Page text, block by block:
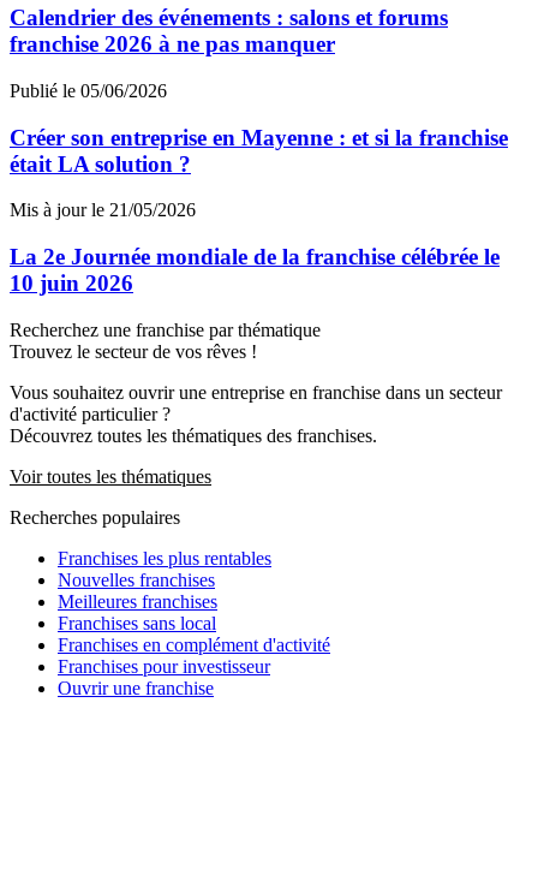
Calendrier des événements : salons et forums
franchise 2026 à ne pas manquer
Publié le 05/06/2026
Créer son entreprise en Mayenne : et si la franchise
était LA solution ?
Mis à jour le 21/05/2026
La 2e Journée mondiale de la franchise célébrée le
10 juin 2026
Recherchez une franchise par thématique
Trouvez le secteur de vos rêves !
Vous souhaitez ouvrir une entreprise en franchise dans un secteur
d'activité particulier ?
Découvrez toutes les thématiques des franchises.
Voir toutes les thématiques
Recherches populaires
Franchises les plus rentables
Nouvelles franchises
Meilleures franchises
Franchises sans local
Franchises en complément d'activité
Franchises pour investisseur
Ouvrir une franchise